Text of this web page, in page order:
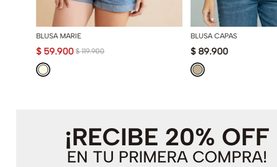
BLUSA MARIE
$ 119.900
$ 59.900
BLUSA CAPAS
$ 89.900
¡RECIBE 20% OFF
EN TU PRIMERA COMPRA!